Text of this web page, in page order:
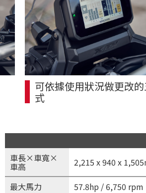
可依據使用狀況做更改
式
車長×車寬×
車高 2,215 x 940 x
最大馬力 57.8hp / 6,750 rpm